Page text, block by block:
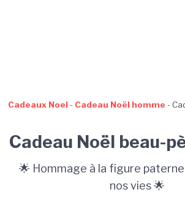
Cadeaux Noel - Cadeau Noël homme -
Cadeau Noël beau-
🌟 Hommage à la figure
nos vies 🌟